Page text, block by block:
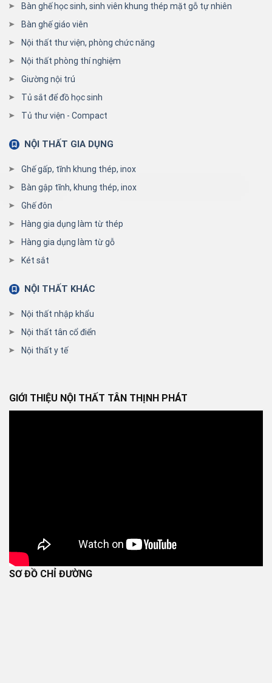
Bàn ghế học sinh, sinh viên khung thép mặt gỗ tự nhiên
Bàn ghế giáo viên
Nội thất thư viện, phòng chức năng
Nội thất phòng thí nghiệm
Giường nội trú
Tủ sắt để đồ học sinh
Tủ thư viện - Compact
NỘI THẤT GIA DỤNG
Ghế gấp, tĩnh khung thép, inox
Bàn gập tĩnh, khung thép, inox
Ghế đôn
Hàng gia dụng làm từ thép
Hàng gia dụng làm từ gỗ
Két sắt
NỘI THẤT KHÁC
Nội thất nhập khẩu
Nội thất tân cổ điển
Nội thất y tế
GIỚI THIỆU NỘI THẤT TÂN THỊNH PHÁT
SƠ ĐỒ CHỈ ĐƯỜNG